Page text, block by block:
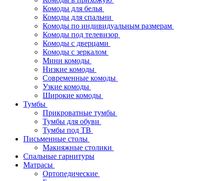
Комоды для белья
Комоды для спальни
Комоды по индивидуальным размерам
Комоды под телевизор
Комоды с дверцами
Комоды с зеркалом
Мини комоды
Низкие комоды
Современные комоды
Узкие комоды
Широкие комоды
Тумбы
Прикроватные тумбы
Тумбы для обуви
Тумбы под ТВ
Письменные столы
Макияжные столики
Спальные гарнитуры
Матрасы
Ортопедические